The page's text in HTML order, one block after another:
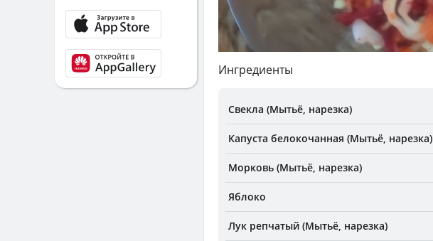
Ингредиенты
Свекла (Мытьё, нарезка)
Капуста белокочанная (Мытьё, нарезка)
Морковь (Мытьё, нарезка)
Яблоко
Лук репчатый (Мытьё, нарезка)